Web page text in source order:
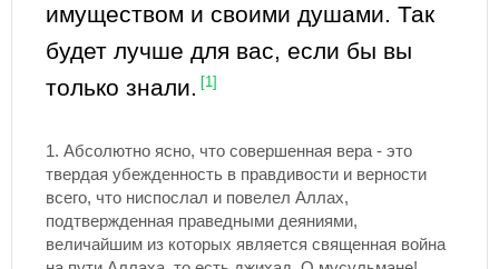
имуществом и своими душами. Так
будет лучше для вас, если бы вы
только знали.
[1]
1. Абсолютно ясно, что совершенная вера - это
твердая убежденность в правдивости и верности
всего, что ниспослал и повелел Аллах,
подтвержденная праведными деяниями,
величайшим из которых является священная война